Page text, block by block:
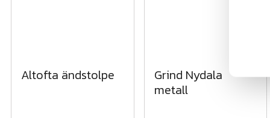
Altofta ändstolpe
Grind Nydala
metall